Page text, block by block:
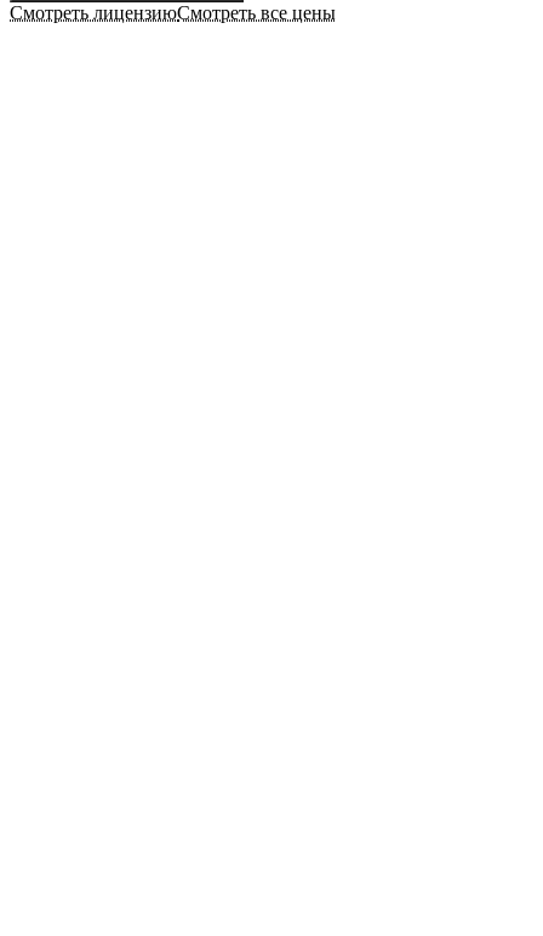
Смотреть лицензиюСмотреть все цены